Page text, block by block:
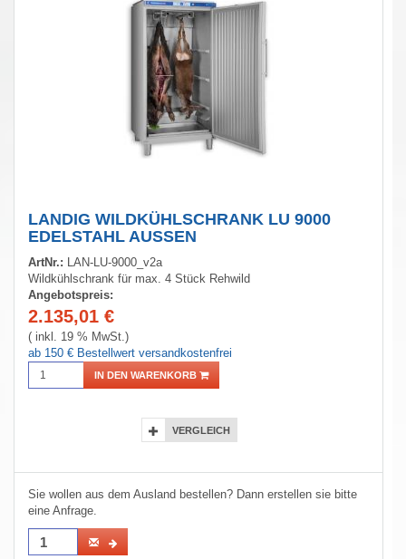
LANDIG WILDKÜHLSCHRANK LU 9000
EDELSTAHL AUSSEN
ArtNr.: LAN-LU-9000_v2a
Wildkühlschrank für max. 4 Stück Rehwild
Angebotspreis:
2.135,01 €
( inkl. 19 % MwSt.)
ab 150 € Bestellwert versandkostenfrei
IN DEN WARENKORB
VERGLEICH
Sie wollen aus dem Ausland bestellen? Dann erstellen sie bitte
eine Anfrage.